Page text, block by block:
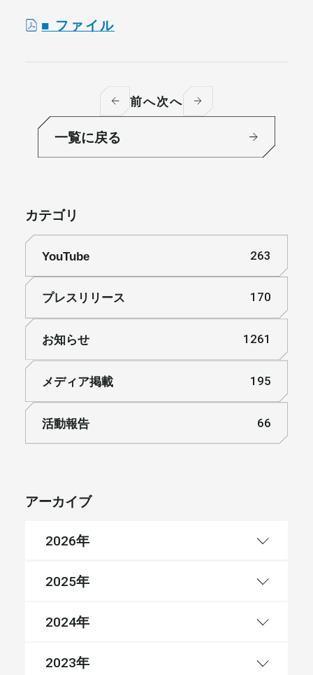
■ ファイル
前へ次へ
一覧に戻る
カテゴリ
YouTube 263
プレスリリース 170
お知らせ 1261
メディア掲載 195
活動報告 66
アーカイブ
2026年
2025年
2024年
2023年